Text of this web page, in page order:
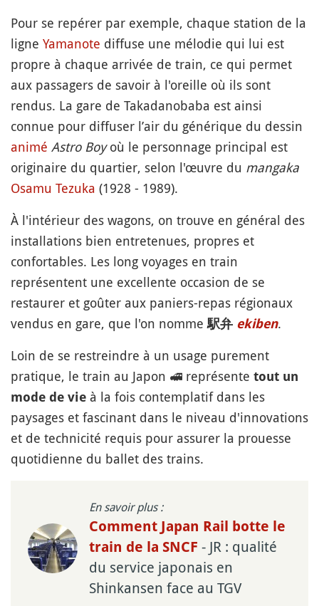
Pour se repérer par exemple, chaque station de la
ligne Yamanote diffuse une mélodie qui lui est
propre à chaque arrivée de train, ce qui permet
aux passagers de savoir à l'oreille où ils sont
rendus. La gare de Takadanobaba est ainsi
connue pour diffuser l’air du générique du dessin
animé Astro Boyoù le personnage principal est
originaire du quartier, selon l'œuvre du mangaka
Osamu Tezuka (1928 - 1989).
À l'intérieur des wagons, on trouve en général des
installations bien entretenues, propres et
confortables. Les long voyages en train
représentent une excellente occasion de se
restaurer et goûter aux paniers-repas régionaux
vendus en gare, que l'on nomme駅弁 ekiben.
Loin de se restreindre à un usage purement
pratique, le train au Japon 🚅 représente tout un
mode de vie à la fois contemplatif dans les
paysages et fascinant dans le niveau d'innovations
et de technicité requis pour assurer la prouesse
quotidienne du ballet des trains.
En savoir plus :
Comment Japan Rail botte le
train de la SNCF - JR : qualité
du service japonais en
Shinkansen face au TGV